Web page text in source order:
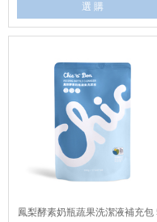
選 購
鳳梨酵素奶瓶蔬果洗潔液補充包